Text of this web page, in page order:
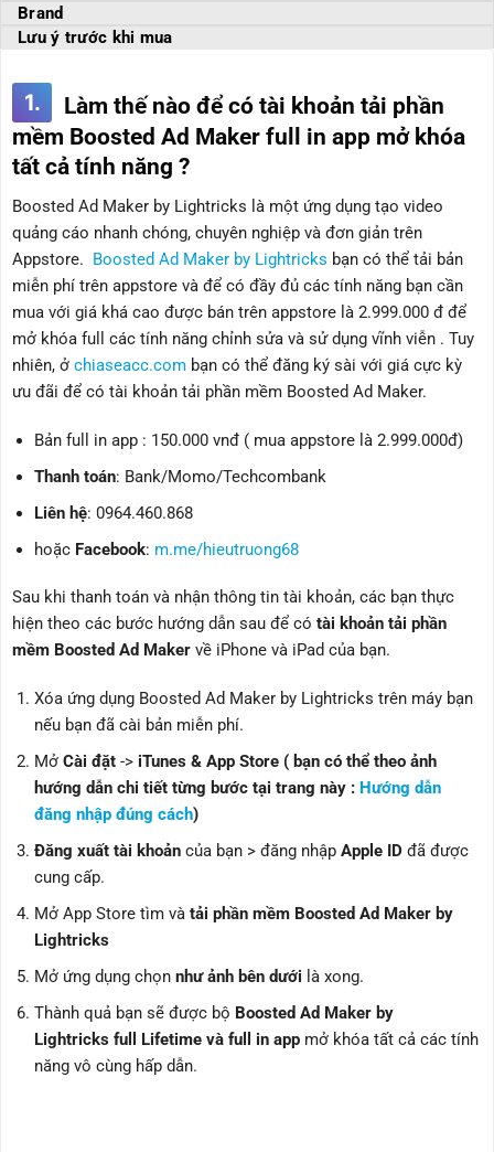
Brand
Lưu ý trước khi mua
1.
Làm thế nào để có tài khoản tải phần
mềm Boosted Ad Maker full in app mở khóa
tất cả tính năng ?
Boosted Ad Maker by Lightricks là một ứng dụng tạo video
quảng cáo nhanh chóng, chuyên nghiệp và đơn giản trên
Appstore. Boosted Ad Maker by Lightricks bạn có thể tải bản
miễn phí trên appstore và để có đầy đủ các tính năng bạn cần
mua với giá khá cao được bán trên appstore là 2.999.000 đ để
mở khóa full các tính năng chỉnh sửa và sử dụng vĩnh viễn . Tuy
nhiên, ở chiaseacc.com bạn có thể đăng ký sài với giá cực kỳ
ưu đãi để có tài khoản tải phần mềm Boosted Ad Maker.
Bản full in app : 150.000 vnđ ( mua appstore là 2.999.000đ)
Thanh toán: Bank/Momo/Techcombank
Liên hệ: 0964.460.868
hoặc Facebook: m.me/hieutruong68
Sau khi thanh toán và nhận thông tin tài khoản, các bạn thực
hiện theo các bước hướng dẫn sau để có tài khoản tải phần
mềm Boosted Ad Maker về iPhone và iPad của bạn.
Xóa ứng dụng Boosted Ad Maker by Lightricks trên máy bạn
nếu bạn đã cài bản miễn phí.
Mở Cài đặt-> iTunes & App Store ( bạn có thể theo ảnh
hướng dẫn chi tiết từng bước tại trang này : Hướng dẫn
đăng nhập đúng cách)
Đăng xuất tài khoảncủa bạn > đăng nhập Apple ID đã được
cung cấp.
Mở App Store tìm và tải phần mềm Boosted Ad Maker by
Lightricks
Mở ứng dụng chọn như ảnh bên dưới là xong.
Thành quả bạn sẽ được bộ Boosted Ad Maker by
Lightricks full Lifetime và full in app mở khóa tất cả các tính
năng vô cùng hấp dẫn.